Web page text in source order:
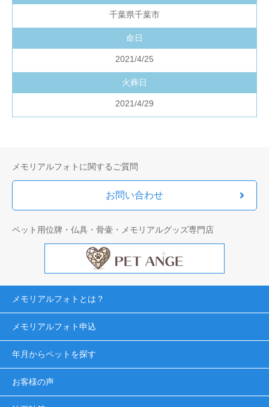
千葉県千葉市
命日
2021/4/25
火葬日
2021/4/29
メモリアルフォトに関するご質問
お問い合わせ
ペット用位牌・仏具・骨壷・メモリアルグッズ専門店
メモリアルフォトとは？
メモリアルフォト申込
年月からペットを探す
お客様の声